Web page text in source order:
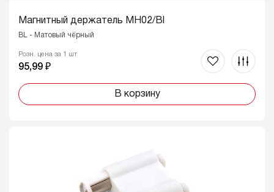
Магнитный держатель MH02/Bl
BL - Матовый чёрный
Розн. цена за 1 шт
95,99 ₽
В корзину